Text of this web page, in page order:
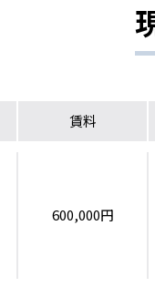
賃料
600,000円